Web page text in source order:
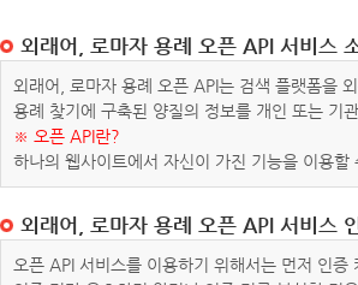
외래어, 로마자 용례 오픈 API 서비스
외래어, 로마자 용례 오픈 API는 검색 플랫폼을
용례 찾기에 구축된 양질의 정보를 개인 또는 기
※ 오픈 API란?
하나의 웹사이트에서 자신이 가진 기능을 이용
외래어, 로마자 용례 오픈 API 서비스
오픈 API 서비스를 이용하기 위해서는 먼저 인